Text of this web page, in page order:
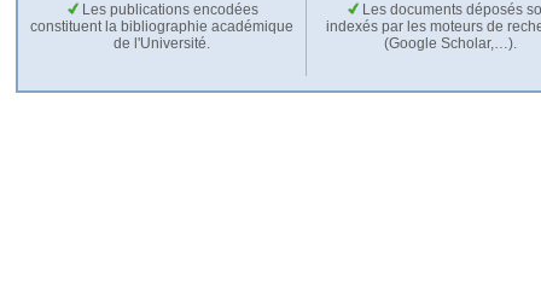
Les publications encodées
constituent la bibliographie académique
de l'Université.
Les documents déposés
indexés par les moteurs de
(Google Scholar,…).